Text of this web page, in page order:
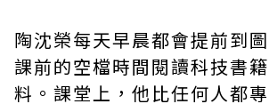
陶沈榮每天早晨都會提前到
課前的空檔時間閱讀科技書
料。課堂上，他比任何人都